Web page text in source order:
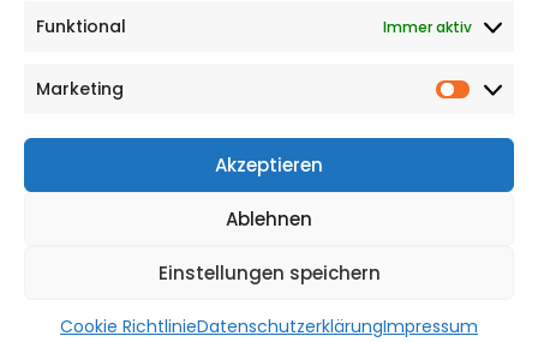
Funktional
Immer aktiv
Marketing
Akzeptieren
Ablehnen
Einstellungen speichern
Cookie RichtlinieDatenschutzerklärungImpressum
Impressum
Cookie Richtlinie
CITYLIFE! BEI FACEBOOK
WordPress Theme |Viralby HashThemes